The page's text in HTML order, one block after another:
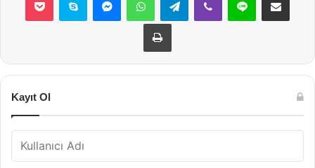
Yazdır
Kayıt Ol